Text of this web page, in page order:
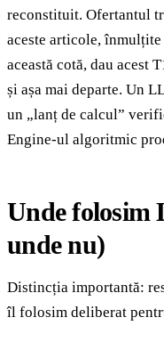
reconstituit. Ofertantul
aceste articole,
această cotă, dau acest
și așa mai departe. Un
un „lanț de calcul”
Engine-ul algoritmic
Unde folosim
unde nu)
Distincția importantă:
îl folosim deliberat